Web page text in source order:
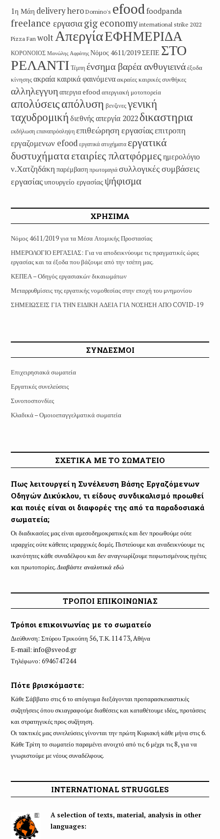
1η Μάη delivery hero Domino's efoodfoodpanda
freelance εργασιαgig economy international strike 2022
Pizza Fan woltΑπεργίαΕΦΗΜΕΡΙΔΑ
ΚΟΡΟΝΟΙΟΣ Μανώλης Αφράτης Νόμος 4611/2019ΣΕΠΕ ΣΤΟ
ΡΕΛΑΝΤΙ Τέμπη ένσημα βαρέα ανθυγιεινάέξοδα
κίνησηςακραία καιρικά φαινόμεναακραίες καιρικές συνθήκες
αλληλεγγυη απεργια efoodαπεργιακή μοτοπορεία
απολύσειςαπόλυση βενζινεςγενική
ταχυδρομική διεθνής απεργία 2022 δικαστηρια
εκδήλωση επαναπρόσληψη επιθεώρηση εργασίαςεπιτροπη
εργαζομενων efood εργατικά ατυχήματα εργατικά
δυστυχήματαεταιρίες πλατφόρμες ημερολόγιο
ν.Χατζηδάκη παρέμβαση πρωτομαγιά συλλογικές συμβάσεις
εργασίαςυπουργείο εργασίαςψήφισμα
ΧΡΗΣΙΜΑ
Νόμος 4611/2019 για τα Μέσα Ατομικής Προστασίας
ΗΜΕΡΟΛΟΓΙΟ ΕΡΓΑΣΙΑΣ: Για να αποδεικνύουμε τις πραγματικές ώρες
εργασίας και τα έξοδα που βάζουμε από την τσέπη μας.
ΚΕΠΕΑ – Οδηγός εργασιακών δικαιωμάτων
Μεταρρυθμίσεις της εργατικής νομοθεσίας στην εποχή του μνημονίου
ΣΗΜΕΙΩΣΕΙΣ ΓΙΑ ΤΗΝ ΕΙΔΙΚΗ ΑΔΕΙΑ ΓΙΑ ΝΟΣΗΣΗ ΑΠΟ COVID-19
ΣΥΝΔΕΣΜΟΙ
Επιχειρησιακά σωματεία
Εργατικές συνελεύσεις
Συνοποσπονδίες
Κλαδικά – Ομοιοεπαγγελματικά σωματεία
ΣΧΕΤΙΚΑ ΜΕ ΤΟ ΣΩΜΑΤΕΙΟ
Πως λειτουργεί η Συνέλευση Βάσης Εργαζόμενων
Οδηγών Δικύκλου, τι είδους συνδικαλισμό προωθεί
και ποιές είναι οι διαφορές της από τα παραδοσιακά
σωματεία;
Οι διαδικασίες μας είναι αμεσοδημοκρατικές και δεν προωθούμε ούτε
ιεραρχίες ούτε κάθετες ιεραρχικές δομές. Πιστεύουμε και αναδεικνύουμε τις
ικανότητες κάθε συναδέλφου και δεν αναγνωρίζουμε πεφωτισμένους ηγέτες
και πρωτοπορίες.Διαβάστε αναλυτικά εδώ
ΤΡΟΠΟΙ ΕΠΙΚΟΙΝΩΝΙΑΣ
Τρόποι επικοινωνίας με το σωματείο
Διεύθυνση: Σπύρου Τρικούπη 56, Τ.Κ. 114 73, Aθήνα
E-mail: info@sveod.gr
Τηλέφωνο: 6946747244
Πότε βρισκόμαστε:
Κάθε Σάββατο στις 6 το απόγευμα διεξάγονται προπαρασκευαστικές
συζητήσεις όπου σκιαγραφούμε διαθέσεις και καταθέτουμε ιδέες, προτάσεις
και στρατηγικές προς συζήτηση.
Οι τακτικές μας συνελεύσεις γίνονται την πρώτη Κυριακή κάθε μήνα στις 6.
Κάθε Τρίτη το σωματείο παραμένει ανοιχτό από τις 6 μέχρι τις 8, για να
γνωριστούμε με νέους συναδέλφους.
INTERNATIONAL STRUGGLES
A selection of texts, material, analysis in other
languages: